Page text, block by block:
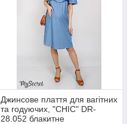
Джинсове плаття для вагітних
та годуючих, "CHIC" DR-
28.052 блакитне